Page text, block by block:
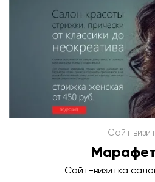
Сайт
Сайт-визитка